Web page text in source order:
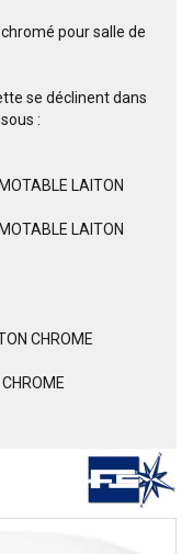
pour salle de
se déclinent dans
:
LAITON
LAITON
CHROME